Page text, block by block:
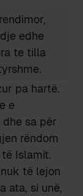
edhe
te tilla
pa hartë.
e
dhe sa për
rëndom
Islamit.
të lejon
ata, si unë,